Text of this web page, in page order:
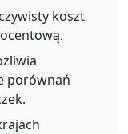
koszt
porównań